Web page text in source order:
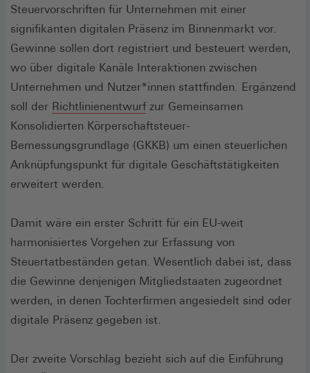
Fenster)
in
einem
neuen
Fenster)
Steuervorschriften für Unternehmen mit einer
signifikanten digitalen Präsenz im Binnenmarkt vor.
Gewinne sollen dort registriert und besteuert werden,
wo über digitale Kanäle Interaktionen zwischen
Unternehmen und Nutzer*innen stattfinden. Ergänzend
soll der Richtlinienentwurf(Öffnet
in
einem
neuen
zur Gemeinsamen
Konsolidierten Körperschaftsteuer-
Bemessungsgrundlage (GKKB) um einen steuerlichen
Anknüpfungspunkt für digitale Geschäftstätigkeiten
erweitert werden.
Damit wäre ein erster Schritt für ein EU-weit
harmonisiertes Vorgehen zur Erfassung von
Steuertatbeständen getan. Wesentlich dabei ist, dass
die Gewinne denjenigen Mitgliedstaaten zugeordnet
werden, in denen Tochterfirmen angesiedelt sind oder
digitale Präsenz gegeben ist.
Der zweite Vorschlag bezieht sich auf die Einführung